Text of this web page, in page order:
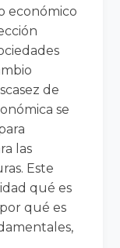
económico
de
se
las
Este
qué es
qué es